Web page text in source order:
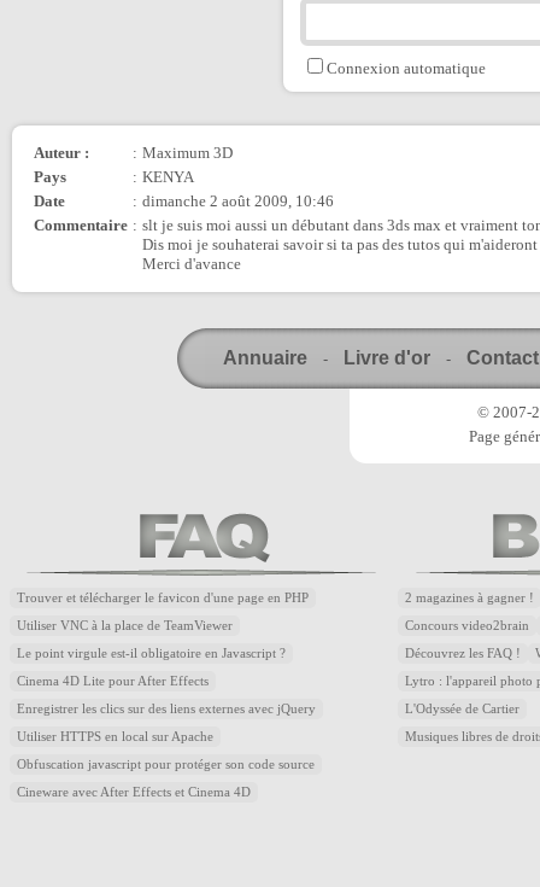
Connexion automatique
Auteur : : Maximum 3D
Pays
: KENYA
Date
: dimanche 2 août 2009, 10:46
Commentaire : slt je suis moi aussi un débutant dans 3ds max et vraiment
Dis moi je souhaterai savoir si ta pas des tutos qui
Merci d'avance
Annuaire - Livre d'or - Contact
© 2007-
Page
Trouver et télécharger le favicon d'une page en PHP
Utiliser VNC à la place de TeamViewer
Le point virgule est-il obligatoire en Javascript ?
Cinema 4D Lite pour After Effects
Enregistrer les clics sur des liens externes avec jQuery
Utiliser HTTPS en local sur Apache
Obfuscation javascript pour protéger son code source
Cineware avec After Effects et Cinema 4D
2 magazines à gagner !
Concours video2brain
Découvrez les FAQ !
Lytro : l'appareil photo
L'Odyssée de Cartier
Musiques libres de